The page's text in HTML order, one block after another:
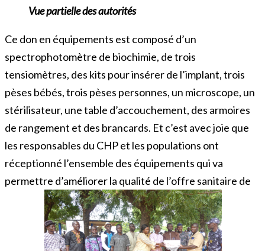
Vue partielle des autorités
Ce don en équipements est composé d’un
spectrophotomètre de biochimie, de trois
tensiomètres, des kits pour insérer de l’implant, trois
pèses bébés, trois pèses personnes, un microscope, un
stérilisateur, une table d’accouchement, des armoires
de rangement et des brancards. Et c’est avec joie que
les responsables du CHP et les populations ont
réceptionné l’ensemble des équipements qui va
permettre d’améliorer la qualité de l’offre sanitaire de